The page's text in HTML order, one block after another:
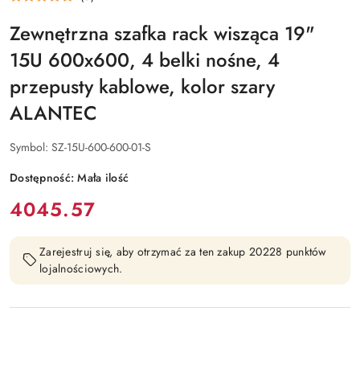
Zewnętrzna szafka rack wisząca 19"
15U 600x600, 4 belki nośne, 4
przepusty kablowe, kolor szary
ALANTEC
Symbol: SZ-15U-600-600-01-S
Dostępność:Mała ilość
cena:
4045.57
Zarejestruj się, aby otrzymać za ten zakup 20228 punktów
lojalnościowych.